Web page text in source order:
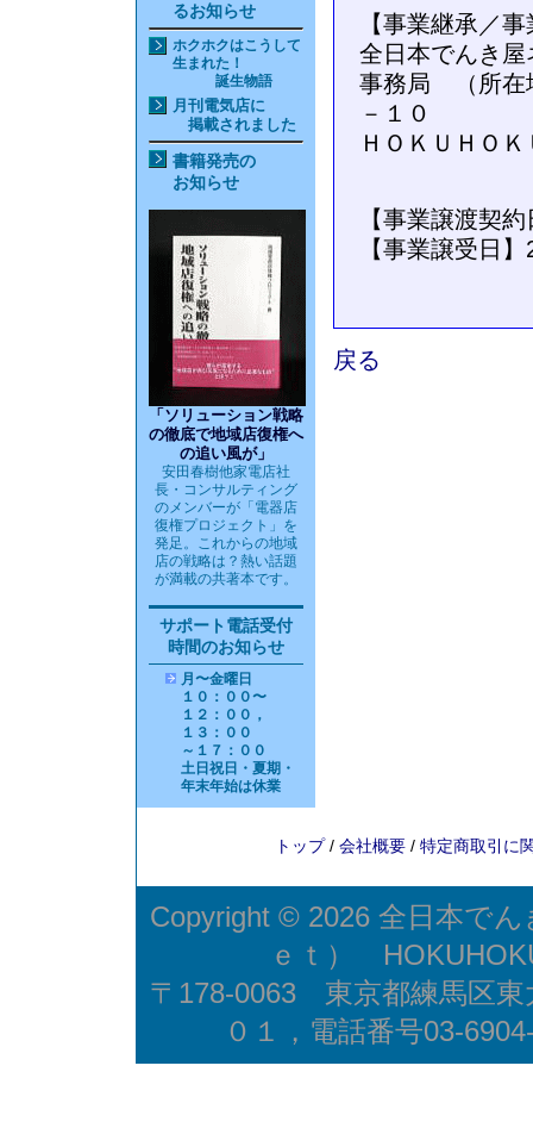
【事業継承／
全日本でんき
事務局 （所在
－１０
ＨＯＫＵＨＯ
【事業譲渡契
【事業譲受日
戻る
るお知らせ
ホクホクはこうして
生まれた！
誕生物語
月刊電気店に
掲載されました
書籍発売の
お知らせ
「ソリューション戦略
の徹底で地域店復権へ
の追い風が」
安田春樹他家電店社
長・コンサルティング
のメンバーが「電器店
復権プロジェクト」を
発足。これからの地域
店の戦略は？熱い話題
が満載の共著本です。
サポート電話受付
時間のお知らせ
月〜金曜日
１０：００〜
１２：００，
１３：００
～１７：００
土日祝日・夏期・
年末年始は休業
トップ/ 会社概要/ 特定商取引に
Copyright © 2026 全日本でん
ｅｔ）
〒178-0063 東京都練馬区
０１，電話番号03-